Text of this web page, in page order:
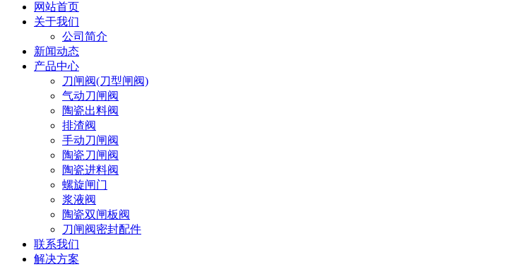
网站首页
关于我们
公司简介
新闻动态
产品中心
刀闸阀(刀型闸阀)
气动刀闸阀
陶瓷出料阀
排渣阀
手动刀闸阀
陶瓷刀闸阀
陶瓷进料阀
螺旋闸门
浆液阀
陶瓷双闸板阀
刀闸阀密封配件
联系我们
解决方案